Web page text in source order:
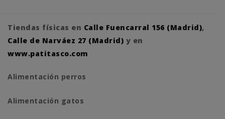
Tiendas físicas en Calle Fuencarral 156 (Madrid),
Calle de Narváez 27 (Madrid) y en
www.patitasco.com
Alimentación perros
Alimentación gatos